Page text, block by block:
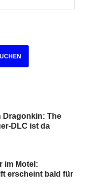
Dragonkin: The
DLC ist da
im Motel:
erscheint bald für